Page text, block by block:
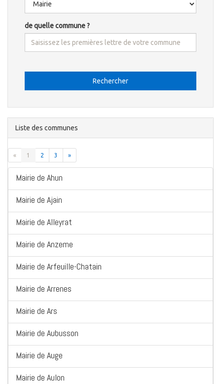
de quelle commune ?
Rechercher
Liste des communes
« 1 2 3 »
Mairie de Ahun
Mairie de Ajain
Mairie de Alleyrat
Mairie de Anzeme
Mairie de Arfeuille-Chatain
Mairie de Arrenes
Mairie de Ars
Mairie de Aubusson
Mairie de Auge
Mairie de Aulon